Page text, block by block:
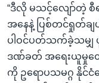
“ဒီလို မသင့်လျော်တဲ့
အနေနဲ့ ပြစ်တင်ရှုတ်ချ
ပါဝင်ပတ်သက်ခဲ့သမျှ
ဒဏ်ခတ် အရေးယူမှုတွ
ကို ဥရောပသမဂ္ဂ နို